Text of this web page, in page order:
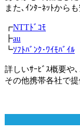
また､ｲﾝﾀｰﾈｯﾄから
┏NTTﾄﾞｺﾓ
┣au
┗ｿﾌﾄﾊﾞﾝｸ･ﾜｲﾓﾊﾞｲﾙ
詳しいｻｰﾋﾞｽ概要や
その他携帯各社で